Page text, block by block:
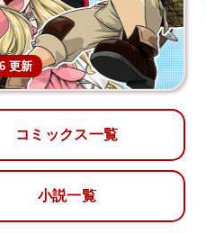
更新
コミックス一覧
小説一覧